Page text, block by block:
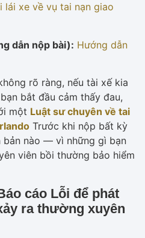
lái xe về vụ tai nạn giao
dẫn nộp bài): Hướng dẫn
rõ ràng, nếu tài xế kia
bắt đầu cảm thấy đau,
một Luật sư chuyên về tai
Trước khi nộp bất kỳ
bản nào — vì những gì bạn
viên bồi thường bảo hiểm
cáo Lỗi để phát
ra thường xuyên